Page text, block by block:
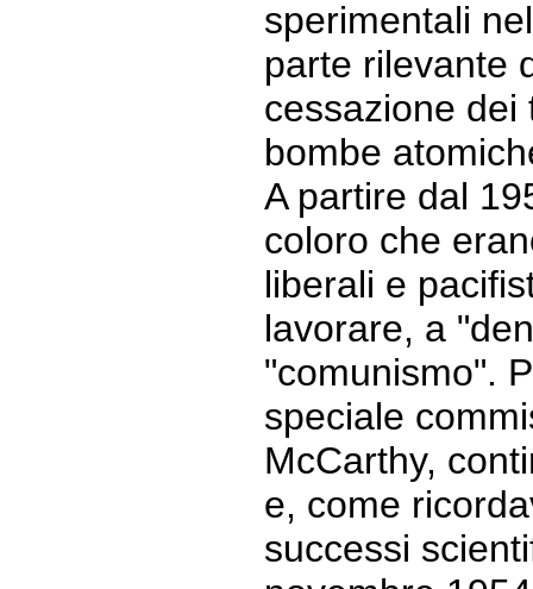
sperimentali
parte rilevante
cessazione dei
bombe
A partire dal
coloro che
liberali e
lavorare, a
"comunismo".
speciale
McCarthy,
e, come
successi